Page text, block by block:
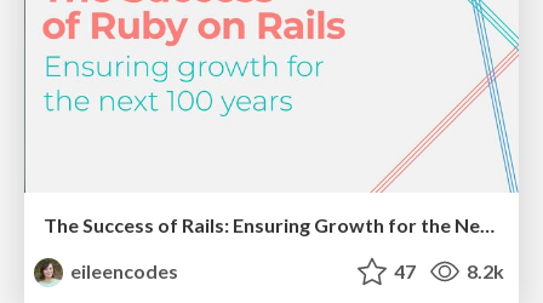
The Success of Rails: Ensuring Growth for the Next 100 Years
eileencodes
47 8.2k